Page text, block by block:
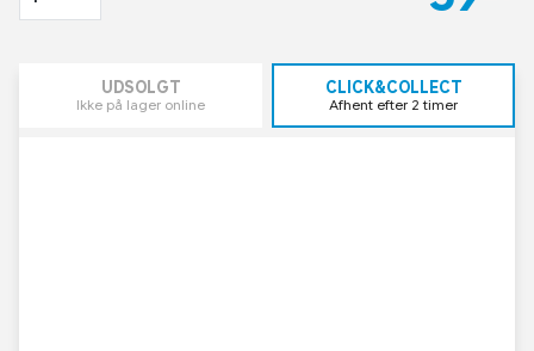
UDSOLGT
Ikke på lager online
CLICK&COLLECT
Afhent efter 2 timer